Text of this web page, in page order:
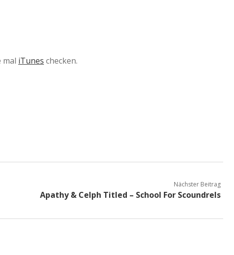
mal iTunes checken.
Nächster Beitrag
Apathy & Celph Titled – School For Scoundrels